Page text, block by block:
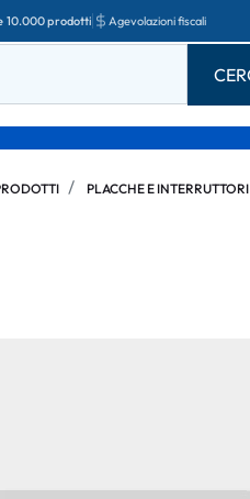
10.000 prodotti Agevolazioni fiscali
PLACCHE E INTERRUTTORI